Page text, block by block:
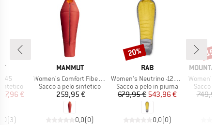
45
ridotto
87,96 €
(3)
MARCHIO
MAMMUT
Articolo
Women's Comfort Fiber Bag -18C
Gruppo di prodotti
Sacco a pelo sintetico
Prezzo
259,95 €
0,0(0)
MARCHIO
RAB
Articolo
Women's Neutrino -12C / 10F
Gruppo di prodotti
Sacco a pelo in piuma
Prezzo
679,95 € Prezzo ridotto
543,96 €
0,0(0)
Sconto
20%
MARCHIO
Articolo
Women's
Sacco